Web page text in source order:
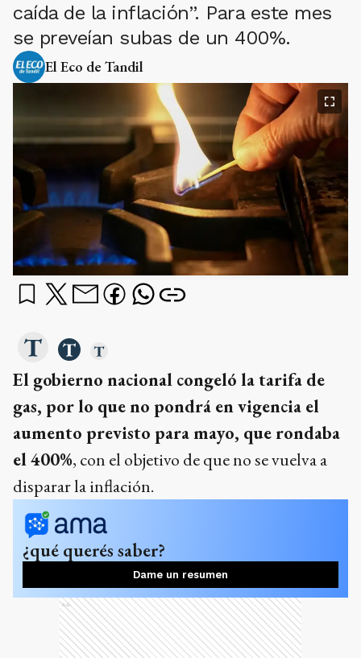
caída de la inflación”. Para este mes
se preveían subas de un 400%.
El Eco de Tandil
El gobierno nacional congeló la tarifa de
gas, por lo que no pondrá en vigencia el
aumento previsto para mayo, que rondaba
el 400%, con el objetivo de que no se vuelva a
disparar la inflación.
¿qué querés saber?
Dame un resumen
Ads